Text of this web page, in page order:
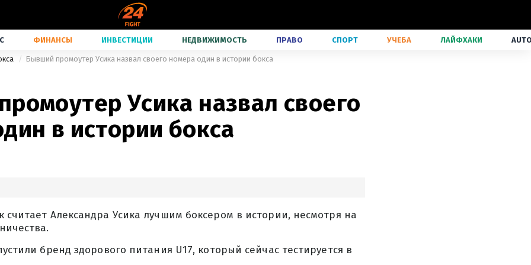
ФИНАНСЫ ИНВЕСТИЦИИ НЕДВИЖИМОСТЬ ПРАВО СПОРТ УЧЕБА ЛАЙФХАКИ
Бывший промоутер Усика назвал своего номера один в истории бокса
Усика назвал своего
в истории бокса
считает Александра Усика лучшим боксером в истории, несмотря на
бренд здорового питания U17, который сейчас тестируется в